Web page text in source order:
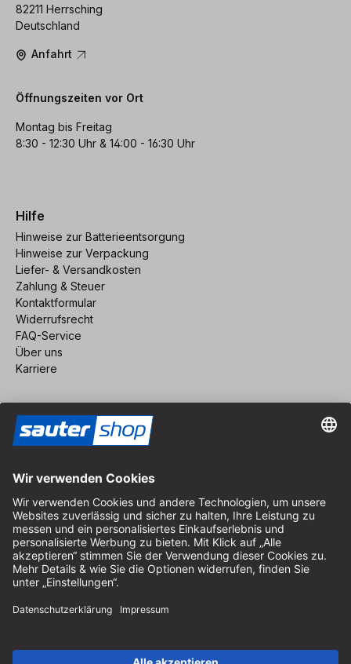
82211 Herrsching
Deutschland
Anfahrt
Öffnungszeiten vor Ort
Montag bis Freitag
8:30 - 12:30 Uhr & 14:00 - 16:30 Uhr
Hilfe
Hinweise zur Batterieentsorgung
Hinweise zur Verpackung
Liefer- & Versandkosten
Zahlung & Steuer
Kontaktformular
Widerrufsrecht
FAQ-Service
Über uns
Karriere
Impressum
AGB
Datenschutz
Cookie-Einstellungen
© 2026 sauter GmbH
* kostenloser Versand ab 150 Euro Bestellwert innerhalb